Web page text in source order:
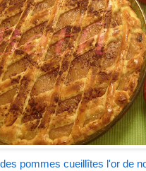
pommes cueillîtes l'or de